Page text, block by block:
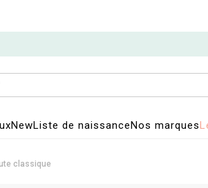
NewListe de naissanceNos marques
classique